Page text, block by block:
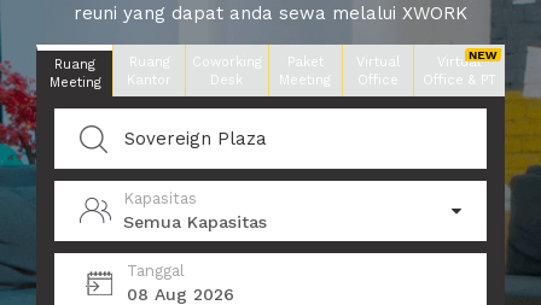
reuni yang dapat anda sewa melalui XWORK
Ruang
Meeting
Ruang
Kantor
Coworking
Desk
Paket
Meeting
Virtual
Office
Virtual
Office & PT
Kapasitas
Semua Kapasitas
Tanggal
08 Aug 2026